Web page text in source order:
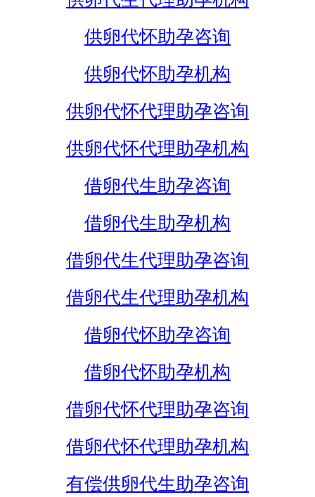
供卵代怀助孕咨询
供卵代怀助孕机构
供卵代怀代理助孕咨询
供卵代怀代理助孕机构
借卵代生助孕咨询
借卵代生助孕机构
借卵代生代理助孕咨询
借卵代生代理助孕机构
借卵代怀助孕咨询
借卵代怀助孕机构
借卵代怀代理助孕咨询
借卵代怀代理助孕机构
有偿供卵代生助孕咨询